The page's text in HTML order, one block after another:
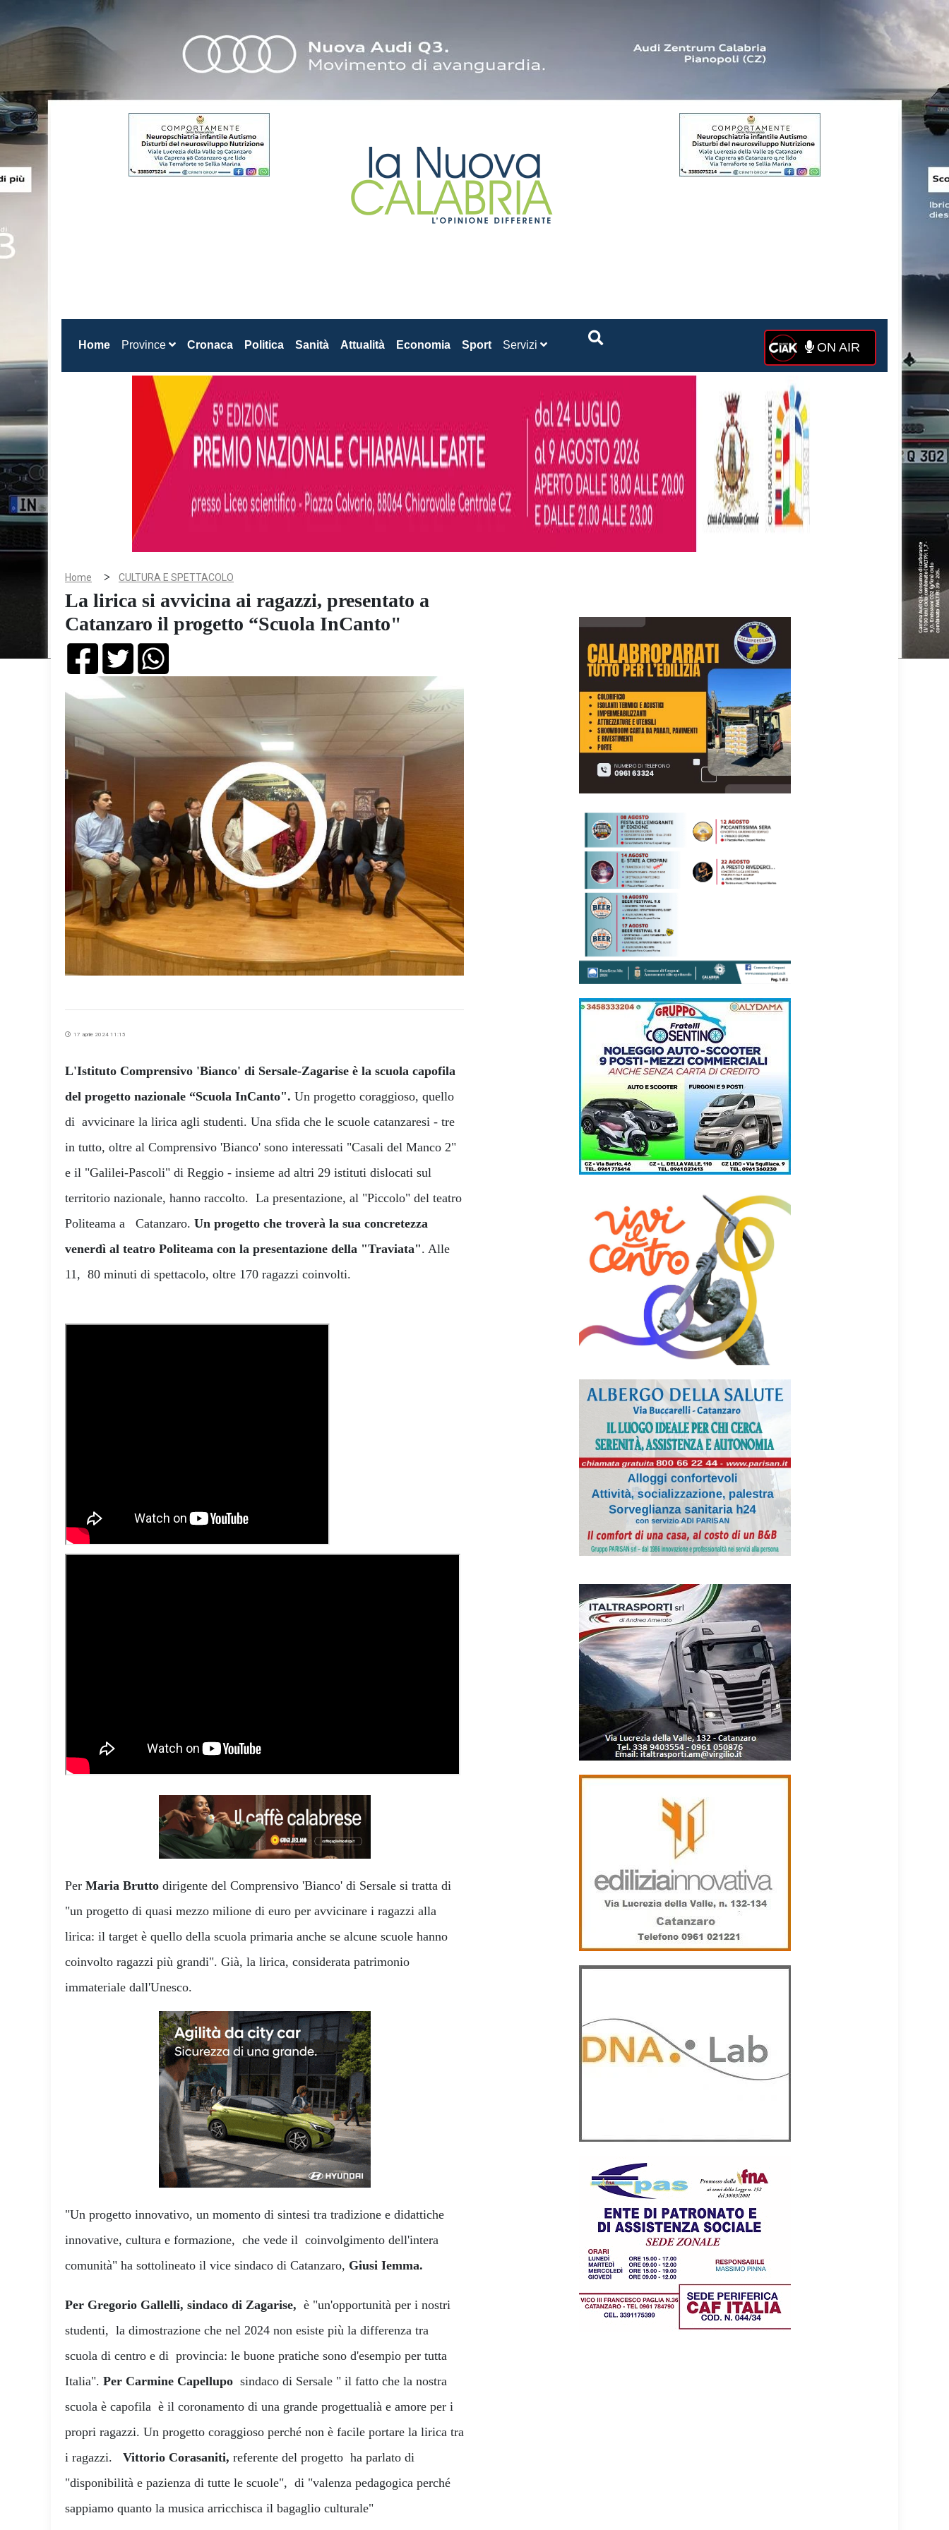
Home(current)
Province Cronaca Politica Sanità Attualità Economia Sport Servizi ON AIR
Home > CULTURA E SPETTACOLO
La lirica si avvicina ai ragazzi, presentato a
Catanzaro il progetto “Scuola InCanto"
17 aprile 2024 11:15
L'Istituto Comprensivo 'Bianco' di Sersale-Zagarise è la scuola capofila
del progetto nazionale “Scuola InCanto". Un progetto coraggioso, quello
di avvicinare la lirica agli studenti. Una sfida che le scuole catanzaresi - tre
in tutto, oltre al Comprensivo 'Bianco' sono interessati "Casali del Manco 2"
e il "Galilei-Pascoli" di Reggio - insieme ad altri 29 istituti dislocati sul
territorio nazionale, hanno raccolto. La presentazione, al "Piccolo" del teatro
Politeama a Catanzaro. Un progetto che troverà la sua concretezza
venerdì al teatro Politeama con la presentazione della "Traviata". Alle
11, 80 minuti di spettacolo, oltre 170 ragazzi coinvolti.
Per Maria Brutto dirigente del Comprensivo 'Bianco' di Sersale si tratta di
"un progetto di quasi mezzo milione di euro per avvicinare i ragazzi alla
lirica: il target è quello della scuola primaria anche se alcune scuole hanno
coinvolto ragazzi più grandi". Già, la lirica, considerata patrimonio
immateriale dall'Unesco.
"Un progetto innovativo, un momento di sintesi tra tradizione e didattiche
innovative, cultura e formazione, che vede il coinvolgimento dell'intera
comunità" ha sottolineato il vice sindaco di Catanzaro, Giusi Iemma.
Per Gregorio Gallelli, sindaco di Zagarise, è "un'opportunità per i nostri
studenti, la dimostrazione che nel 2024 non esiste più la differenza tra
scuola di centro e di provincia: le buone pratiche sono d'esempio per tutta
Italia". Per Carmine Capellupo sindaco di Sersale " il fatto che la nostra
scuola è capofila è il coronamento di una grande progettualià e amore per i
propri ragazzi. Un progetto coraggioso perché non è facile portare la lirica tra
i ragazzi. Vittorio Corasaniti, referente del progetto ha parlato di
"disponibilità e pazienza di tutte le scuole", di "valenza pedagogica perché
sappiamo quanto la musica arricchisca il bagaglio culturale"